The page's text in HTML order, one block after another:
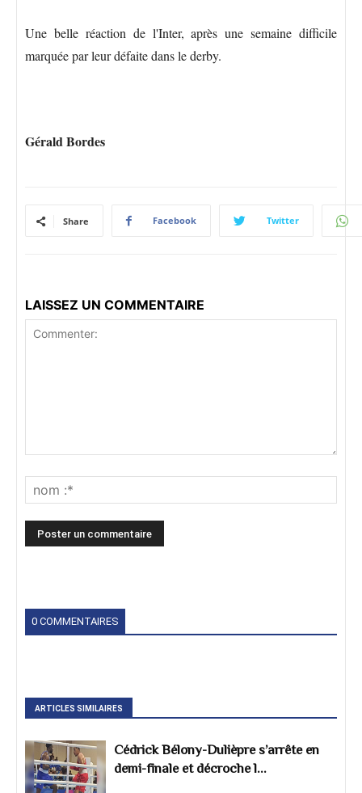
Une belle réaction de l'Inter, après une semaine difficile
marquée par leur défaite dans le derby.
Gérald Bordes
Share Facebook Twitter
LAISSEZ UN COMMENTAIRE
0 COMMENTAIRES
ARTICLES SIMILAIRES
Cédrick Bélony-Dulièpre s’arrête en
demi-finale et décroche l...